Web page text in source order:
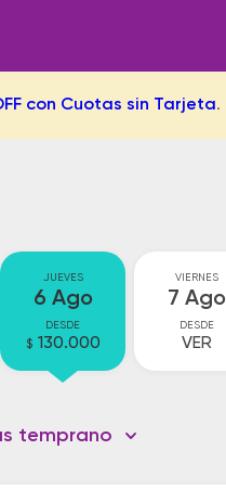
con Cuotas sin Tarjeta.
JUEVES
6 Ago
DESDE
$ 130.000
VIERNES
7 Ago
DESDE
VER
temprano